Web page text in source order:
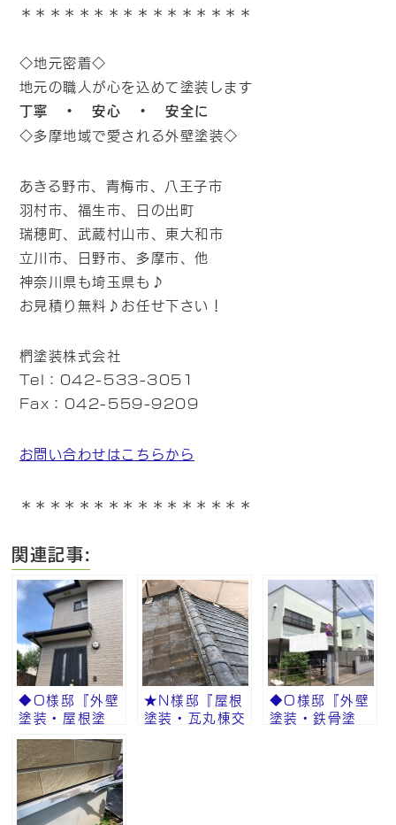
＊＊＊＊＊＊＊＊＊＊＊＊＊＊＊＊
◇地元密着◇
地元の職人が心を込めて塗装します
丁寧 ・ 安心 ・ 安全に
◇多摩地域で愛される外壁塗装◇
あきる野市、青梅市、八王子市
羽村市、福生市、日の出町
瑞穂町、武蔵村山市、東大和市
立川市、日野市、多摩市、他
神奈川県も埼玉県も♪
お見積り無料♪お任せ下さい！
椚塗装株式会社
Tel：042-533-3051
Fax：042-559-9209
お問い合わせはこちらから
＊＊＊＊＊＊＊＊＊＊＊＊＊＊＊＊
関連記事:
◆O様邸『外壁
塗装・屋根塗
装・シーリン
グ 完成』その
⑩
★N様邸『屋根
塗装・瓦丸棟交
◆O様邸『外壁
塗装・鉄骨塗